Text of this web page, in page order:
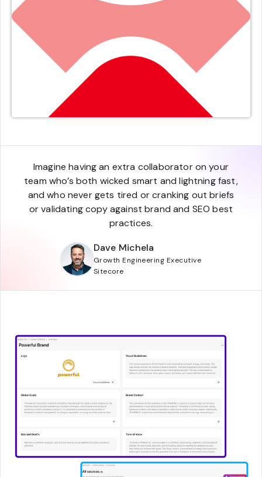
Imagine having an extra collaborator on your
team who’s both wicked smart and lightning fast,
and who never gets tired or cranking out briefs
or validating copy against brand and SEO best
practices.
Dave Michela
Growth Engineering Executive
Sitecore